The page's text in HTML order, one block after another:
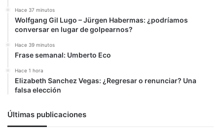
Hace 37 minutos
Wolfgang Gil Lugo – Jürgen Habermas: ¿podríamos
conversar en lugar de golpearnos?
Hace 39 minutos
Frase semanal: Umberto Eco
Hace 1 hora
Elizabeth Sanchez Vegas: ¿Regresar o renunciar? Una
falsa elección
Últimas publicaciones